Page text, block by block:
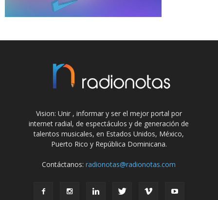
Vision: Unir , informar y ser el mejor portal por
internet radial, de espectáculos y de generación de
talentos musicales, en Estados Unidos, México,
Puerto Rico y República Dominicana.
Contáctanos:radionotas@radionotas.com